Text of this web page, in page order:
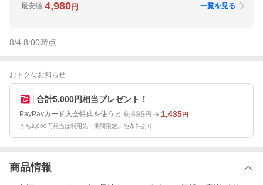
最安値 4,980円 一覧を見る
8/4 8:00時点
おトクなお知らせ
合計5,000円相当プレゼント！
PayPayカード入会特典を使うと 6,435円 1,435円
うち2,000円相当は利用先・期間限定。他条件あり
商品情報